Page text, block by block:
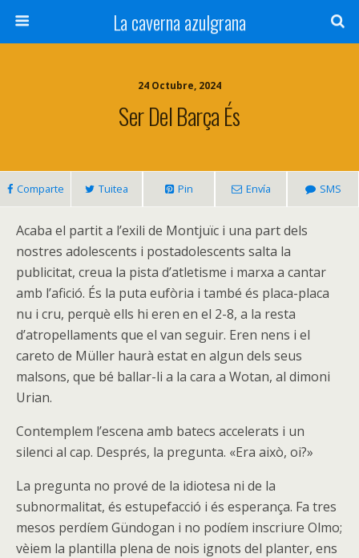
La caverna azulgrana
24 Octubre, 2024
Ser Del Barça És
Comparte Tuitea Pin Envía SMS
Acaba el partit a l’exili de Montjuïc i una part dels
nostres adolescents i postadolescents salta la
publicitat, creua la pista d’atletisme i marxa a cantar
amb l’afició. És la puta eufòria i també és placa-placa
nu i cru, perquè ells hi eren en el 2-8, a la resta
d’atropellaments que el van seguir. Eren nens i el
careto de Müller haurà estat en algun dels seus
malsons, que bé ballar-li a la cara a Wotan, al dimoni
Urian.
Contemplem l’escena amb batecs accelerats i un
silenci al cap. Després, la pregunta. «Era això, oi?»
La pregunta no prové de la idiotesa ni de la
subnormalitat, és estupefacció i és esperança. Fa tres
mesos perdíem Gündogan i no podíem inscriure Olmo;
vèiem la plantilla plena de nois ignots del planter, ens